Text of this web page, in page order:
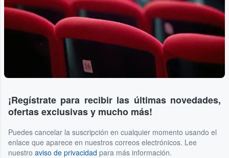
¡Regístrate para recibir las últimas novedades,
ofertas exclusivas y mucho más!
Puedes cancelar la suscripción en cualquier momento usando el
enlace que aparece en nuestros correos electrónicos. Lee
nuestro aviso de privacidad para más información.